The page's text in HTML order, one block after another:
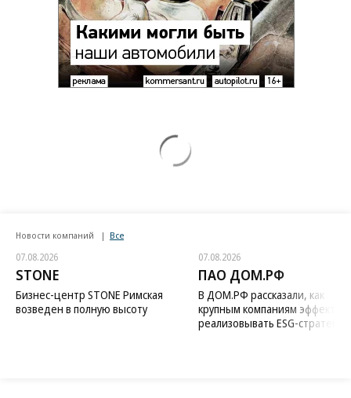
Новости компаний Все
07.08.2026
STONE
Бизнес-центр STONE Римская
возведен в полную высоту
07.08.2026
ПАО ДОМ.РФ
В ДОМ.РФ рассказали, как
крупным компаниям
реализовывать ESG-стратегию